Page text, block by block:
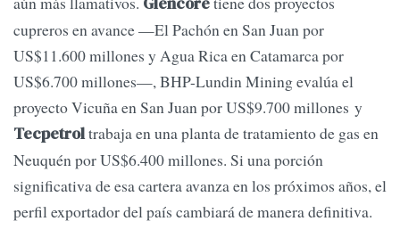
cupreros en avance —El Pachón en San Juan por
US$11.600 millones y Agua Rica en Catamarca por
US$6.700 millones—, BHP-Lundin Mining evalúa el
proyecto Vicuña en San Juan por US$9.700 millones y
Tecpetroltrabaja en una planta de tratamiento de gas en
Neuquén por US$6.400 millones. Si una porción
significativa de esa cartera avanza en los próximos años, el
perfil exportador del país cambiará de manera definitiva.